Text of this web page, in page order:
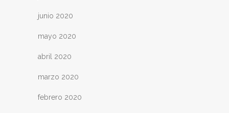
junio 2020
mayo 2020
abril 2020
marzo 2020
febrero 2020